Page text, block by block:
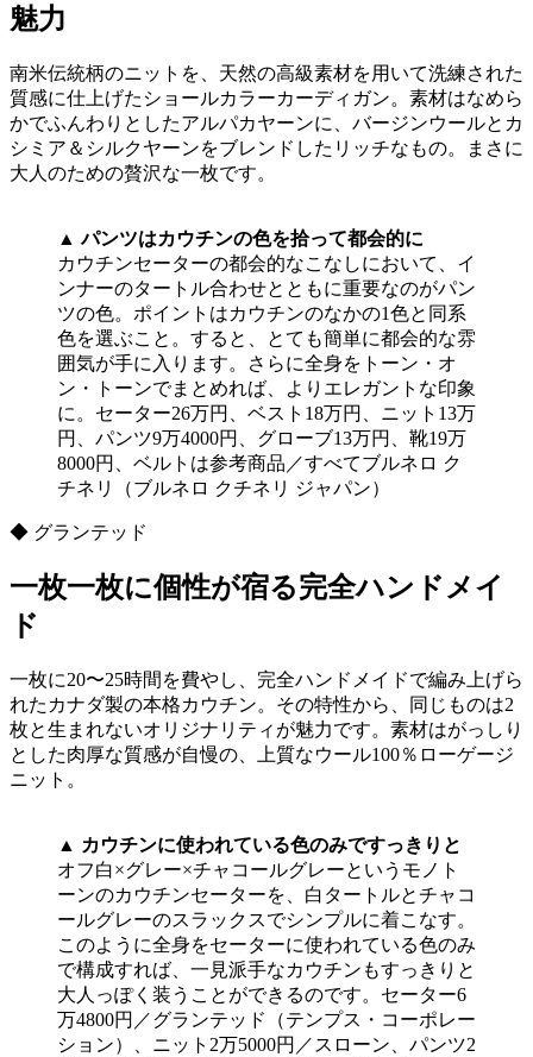
魅力
南米伝統柄のニットを、天然の高級素材を用いて洗練された
質感に仕上げたショールカラーカーディガン。素材はなめら
かでふんわりとしたアルパカヤーンに、バージンウールとカ
シミア＆シルクヤーンをブレンドしたリッチなもの。まさに
大人のための贅沢な一枚です。
▲ パンツはカウチンの色を拾って都会的に
カウチンセーターの都会的なこなしにおいて、イ
ンナーのタートル合わせとともに重要なのがパン
ツの色。ポイントはカウチンのなかの1色と同系
色を選ぶこと。すると、とても簡単に都会的な雰
囲気が手に入ります。さらに全身をトーン・オ
ン・トーンでまとめれば、よりエレガントな印象
に。セーター26万円、ベスト18万円、ニット13万
円、パンツ9万4000円、グローブ13万円、靴19万
8000円、ベルトは参考商品／すべてブルネロ ク
チネリ（ブルネロ クチネリ ジャパン）
◆ グランテッド
一枚一枚に個性が宿る完全ハンドメイ
ド
一枚に20〜25時間を費やし、完全ハンドメイドで編み上げら
れたカナダ製の本格カウチン。その特性から、同じものは2
枚と生まれないオリジナリティが魅力です。素材はがっしり
とした肉厚な質感が自慢の、上質なウール100％ローゲージ
ニット。
▲ カウチンに使われている色のみですっきりと
オフ白×グレー×チャコールグレーというモノト
ーンのカウチンセーターを、白タートルとチャコ
ールグレーのスラックスでシンプルに着こなす。
このように全身をセーターに使われている色のみ
で構成すれば、一見派手なカウチンもすっきりと
大人っぽく装うことができるのです。セーター6
万4800円／グランテッド（テンプス・コーポレー
ション）、ニット2万5000円／スローン、パンツ2